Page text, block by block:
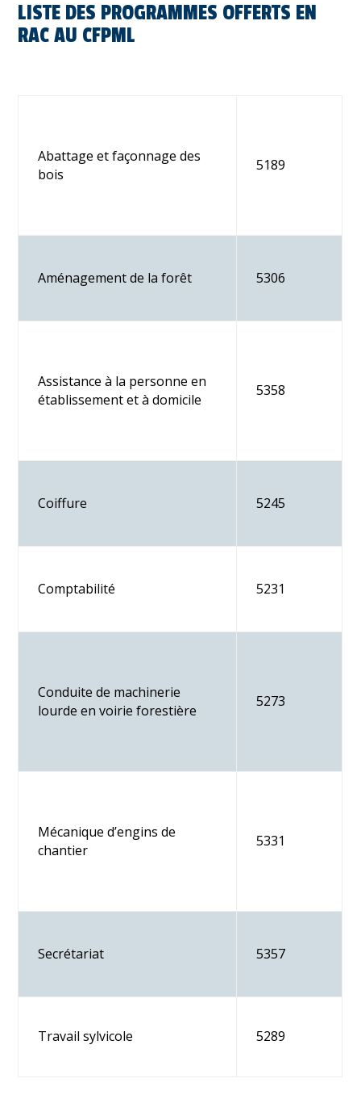
LISTE DES PROGRAMMES OFFERTS EN
RAC AU CFPML
Abattage et façonnage des
bois
5189
Aménagement de la forêt 5306
Assistance à la personne en
établissement et à domicile
5358
Coiffure 5245
Comptabilité 5231
Conduite de machinerie
lourde en voirie forestière
5273
Mécanique d’engins de
chantier
5331
Secrétariat 5357
Travail sylvicole 5289